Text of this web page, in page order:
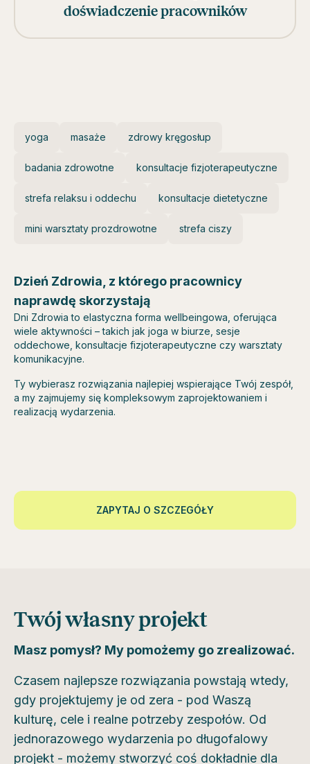
doświadczenie pracowników
yoga masaże zdrowy kręgosłup
badania zdrowotne konsultacje fizjoterapeutyczne
strefa relaksu i oddechu konsultacje dietetyczne
mini warsztaty prozdrowotne strefa ciszy
Dzień Zdrowia, z którego pracownicy
naprawdę skorzystają
Dni Zdrowia to elastyczna forma wellbeingowa, oferująca
wiele aktywności – takich jak joga w biurze, sesje
oddechowe, konsultacje fizjoterapeutyczne czy warsztaty
komunikacyjne.
Ty wybierasz rozwiązania najlepiej wspierające Twój zespół,
a my zajmujemy się kompleksowym zaprojektowaniem i
realizacją wydarzenia.
ZAPYTAJ O SZCZEGÓŁY
Twój własny projekt
Masz pomysł? My pomożemy go zrealizować.
Czasem najlepsze rozwiązania powstają wtedy,
gdy projektujemy je od zera - pod Waszą
kulturę, cele i realne potrzeby zespołów. Od
jednorazowego wydarzenia po długofalowy
projekt - możemy stworzyć coś dokładnie dla